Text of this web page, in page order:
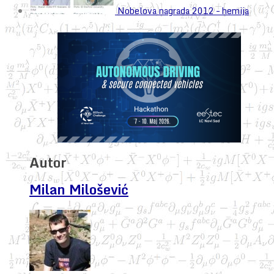
Nobelova nagrada 2012 – hemija
Autor
Milan Milošević